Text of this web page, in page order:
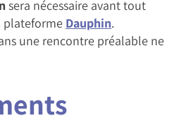
sera nécessaire avant tout
plateforme Dauphin.
une rencontre préalable ne